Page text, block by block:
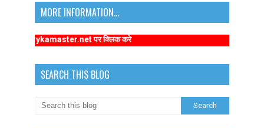
MORE INFORMATION...
पर क्लिक करे
SEARCH THIS BLOG